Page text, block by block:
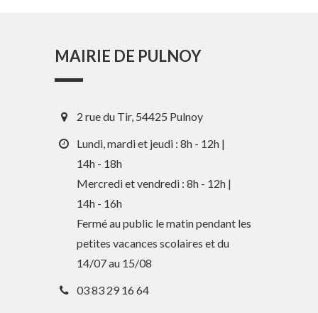
Guide des activités et services
Comptes rendus des Conseils
MAIRIE DE PULNOY
2 rue du Tir, 54425 Pulnoy
Lundi, mardi et jeudi : 8h - 12h |
14h - 18h
Mercredi et vendredi : 8h - 12h |
14h - 16h
Fermé au public le matin pendant les
petites vacances scolaires et du
14/07 au 15/08
03 83 29 16 64